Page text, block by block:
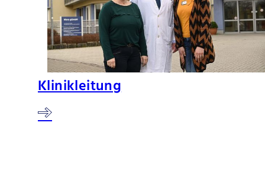
Klinikleitung